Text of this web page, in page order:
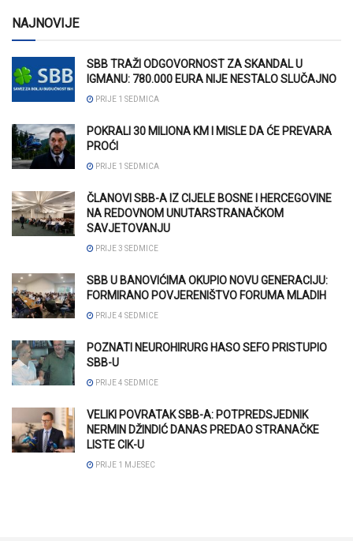
NAJNOVIJE
SBB TRAŽI ODGOVORNOST ZA SKANDAL U
IGMANU: 780.000 EURA NIJE NESTALO SLUČAJNO
PRIJE 1 SEDMICA
POKRALI 30 MILIONA KM I MISLE DA ĆE PREVARA
PROĆI
PRIJE 1 SEDMICA
ČLANOVI SBB-A IZ CIJELE BOSNE I HERCEGOVINE
NA REDOVNOM UNUTARSTRANAČKOM
SAVJETOVANJU
PRIJE 3 SEDMICE
SBB U BANOVIĆIMA OKUPIO NOVU GENERACIJU:
FORMIRANO POVJERENIŠTVO FORUMA MLADIH
PRIJE 4 SEDMICE
POZNATI NEUROHIRURG HASO SEFO PRISTUPIO
SBB-U
PRIJE 4 SEDMICE
VELIKI POVRATAK SBB-A: POTPREDSJEDNIK
NERMIN DŽINDIĆ DANAS PREDAO STRANAČKE
LISTE CIK-U
PRIJE 1 MJESEC